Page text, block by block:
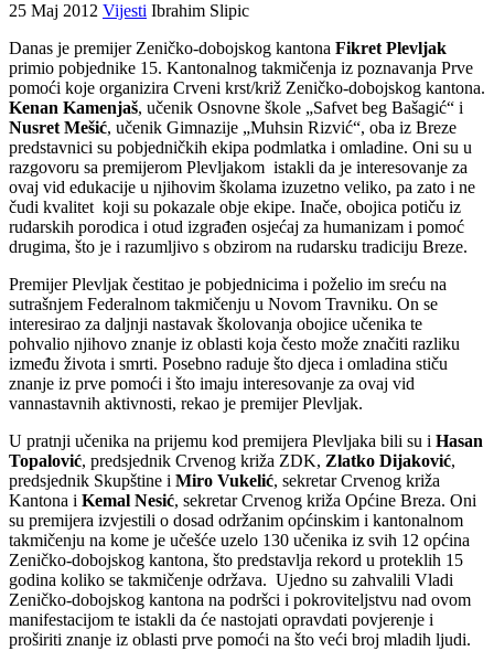
25 Maj 2012 Vijesti Ibrahim Slipic
Danas je premijer Zeničko-dobojskog kantona Fikret Plevljak
primio pobjednike 15. Kantonalnog takmičenja iz poznavanja Prve
pomoći koje organizira Crveni krst/križ Zeničko-dobojskog kantona.
Kenan Kamenjaš, učenik Osnovne škole „Safvet beg Bašagić“ i
Nusret Mešić, učenik Gimnazije „Muhsin Rizvić“, oba iz Breze
predstavnici su pobjedničkih ekipa podmlatka i omladine. Oni su u
razgovoru sa premijerom Plevljakom istakli da je interesovanje za
ovaj vid edukacije u njihovim školama izuzetno veliko, pa zato i ne
čudi kvalitet koji su pokazale obje ekipe. Inače, obojica potiču iz
rudarskih porodica i otud izgrađen osjećaj za humanizam i pomoć
drugima, što je i razumljivo s obzirom na rudarsku tradiciju Breze.
Premijer Plevljak čestitao je pobjednicima i poželio im sreću na
sutrašnjem Federalnom takmičenju u Novom Travniku. On se
interesirao za daljnji nastavak školovanja obojice učenika te
pohvalio njihovo znanje iz oblasti koja često može značiti razliku
između života i smrti. Posebno raduje što djeca i omladina stiču
znanje iz prve pomoći i što imaju interesovanje za ovaj vid
vannastavnih aktivnosti, rekao je premijer Plevljak.
U pratnji učenika na prijemu kod premijera Plevljaka bili su i Hasan
Topalović, predsjednik Crvenog križa ZDK, Zlatko Dijaković,
predsjednik Skupštine i Miro Vukelić, sekretar Crvenog križa
Kantona i Kemal Nesić, sekretar Crvenog križa Općine Breza. Oni
su premijera izvjestili o dosad održanim općinskim i kantonalnom
takmičenju na kome je učešće uzelo 130 učenika iz svih 12 općina
Zeničko-dobojskog kantona, što predstavlja rekord u proteklih 15
godina koliko se takmičenje održava. Ujedno su zahvalili Vladi
Zeničko-dobojskog kantona na podršci i pokroviteljstvu nad ovom
manifestacijom te istakli da će nastojati opravdati povjerenje i
proširiti znanje iz oblasti prve pomoći na što veći broj mladih ljudi.